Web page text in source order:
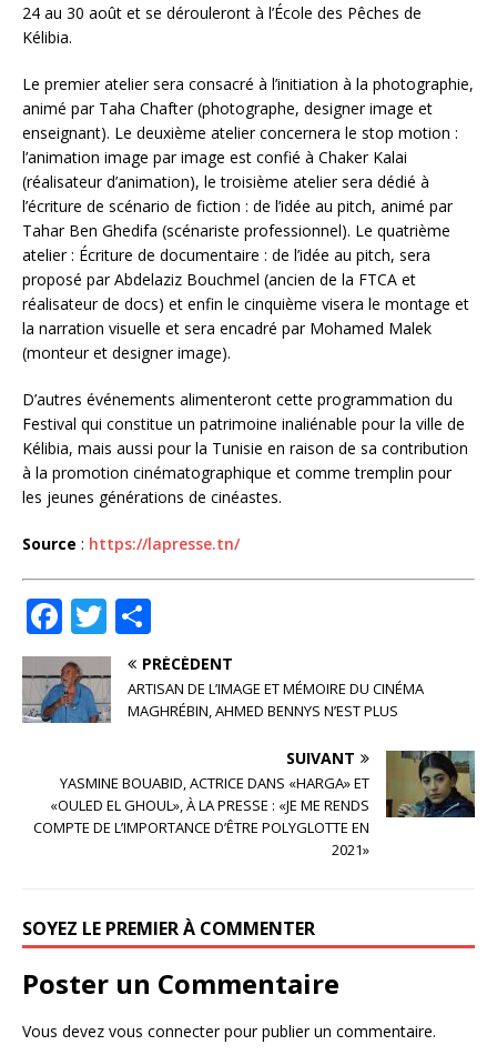
24 au 30 août et se dérouleront à l’École des Pêches de
Kélibia.
Le premier atelier sera consacré à l’initiation à la photographie,
animé par Taha Chafter (photographe, designer image et
enseignant). Le deuxième atelier concernera le stop motion :
l’animation image par image est confié à Chaker Kalai
(réalisateur d’animation), le troisième atelier sera dédié à
l’écriture de scénario de fiction : de l’idée au pitch, animé par
Tahar Ben Ghedifa (scénariste professionnel). Le quatrième
atelier : Écriture de documentaire : de l’idée au pitch, sera
proposé par Abdelaziz Bouchmel (ancien de la FTCA et
réalisateur de docs) et enfin le cinquième visera le montage et
la narration visuelle et sera encadré par Mohamed Malek
(monteur et designer image).
D’autres événements alimenteront cette programmation du
Festival qui constitue un patrimoine inaliénable pour la ville de
Kélibia, mais aussi pour la Tunisie en raison de sa contribution
à la promotion cinématographique et comme tremplin pour
les jeunes générations de cinéastes.
Source : https://lapresse.tn/
F
a
c
e
o
o
T
w
it
te
ar
ta
g
r
PRÉCÉDENT
ARTISAN DE L’IMAGE ET MÉMOIRE DU CINÉMA
MAGHRÉBIN, AHMED BENNYS N’EST PLUS
SUIVANT
YASMINE BOUABID, ACTRICE DANS «HARGA» ET
«OULED EL GHOUL», À LA PRESSE : «JE ME RENDS
COMPTE DE L’IMPORTANCE D’ÊTRE POLYGLOTTE EN
2021»
SOYEZ LE PREMIER À COMMENTER
Poster un Commentaire
Vous devez vous connecterpour publier un commentaire.